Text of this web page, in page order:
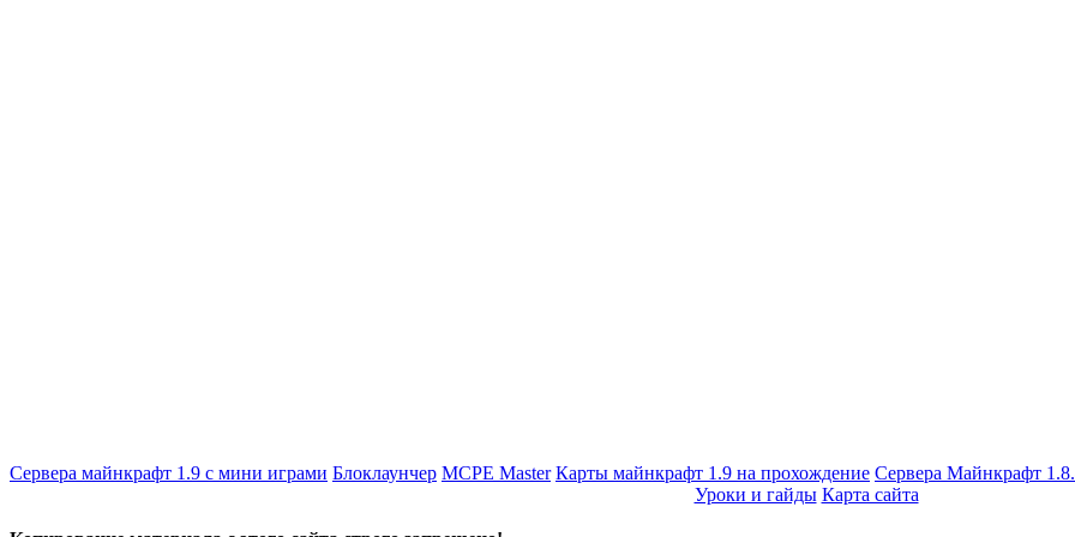
Сервера майнкрафт 1.9 с мини играми Блоклаунчер MCPE Master Карты майнкрафт 1.9 на прохождение Сервера Майнкрафт
Уроки и гайды Карта сайта